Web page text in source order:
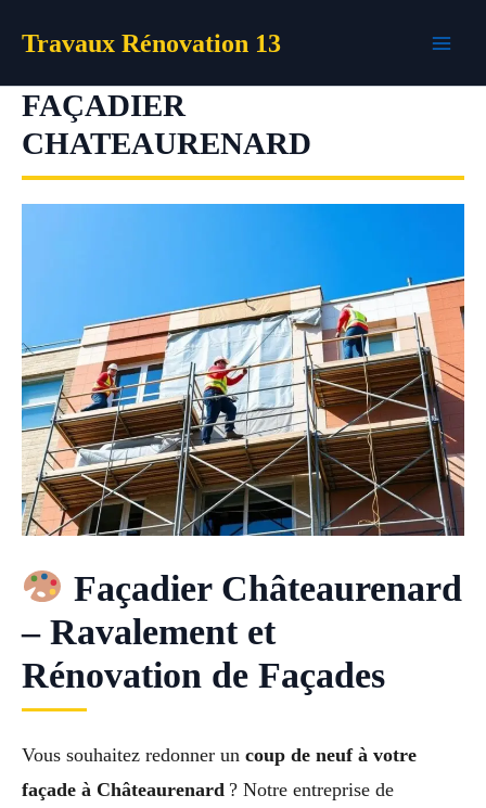
Travaux Rénovation 13
FAÇADIER
CHATEAURENARD
Façadier Châteaurenard
– Ravalement et
Rénovation de Façades
Vous souhaitez redonner un coup de neuf à votre
façade à Châteaurenard ? Notre entreprise de